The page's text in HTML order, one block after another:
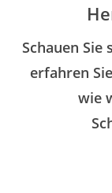
Schauen
erfahren
wie